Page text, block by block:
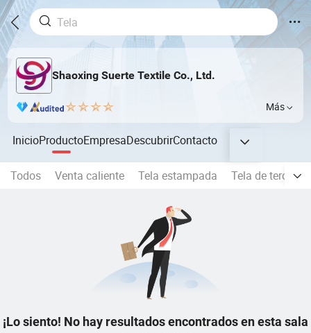
Shaoxing Suerte Textile Co., Ltd.
Más
InicioProductoEmpresaDescubrirContacto
Todos Venta caliente Tela estampada Tela de
¡Lo siento! No hay resultados encontrados en esta sala